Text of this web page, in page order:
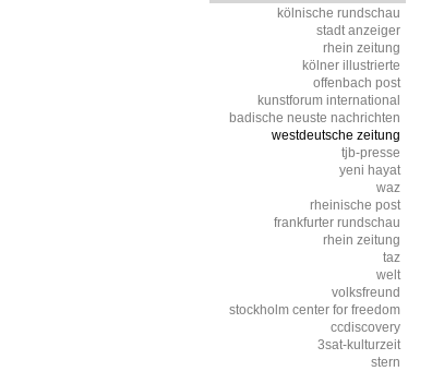
kölnische rundschau
stadt anzeiger
rhein zeitung
kölner illustrierte
offenbach post
kunstforum international
badische neuste nachrichten
westdeutsche zeitung
tjb-presse
yeni hayat
waz
rheinische post
frankfurter rundschau
rhein zeitung
taz
welt
volksfreund
stockholm center for freedom
ccdiscovery
3sat-kulturzeit
stern